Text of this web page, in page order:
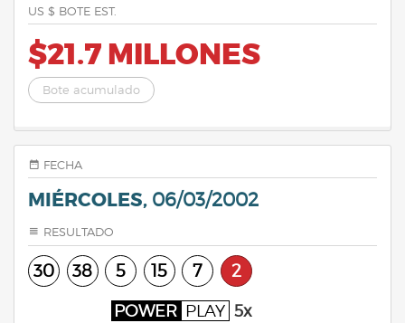
US $ BOTE EST.
$21.7 MILLONES
Bote acumulado
FECHA
MIÉRCOLES, 06/03/2002
RESULTADO
30 38 5 15 7 2
POWER PLAY 5x